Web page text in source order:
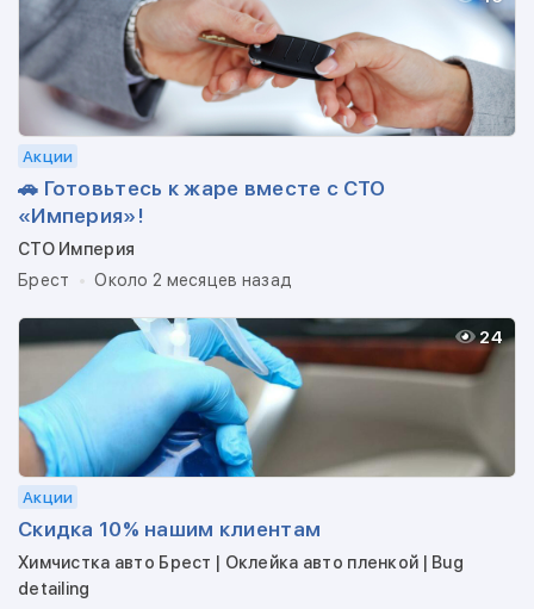
Акции
🚗 Готовьтесь к жаре вместе с СТО
«Империя»!
СТО Империя
Брест
Около 2 месяцев назад
24
Акции
Скидка 10% нашим клиентам
Химчистка авто Брест | Оклейка авто пленкой | Bug
detailing